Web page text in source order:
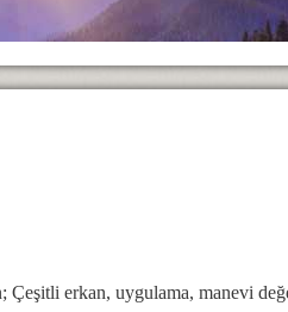
Çeşitli erkan, uygulama, manevi